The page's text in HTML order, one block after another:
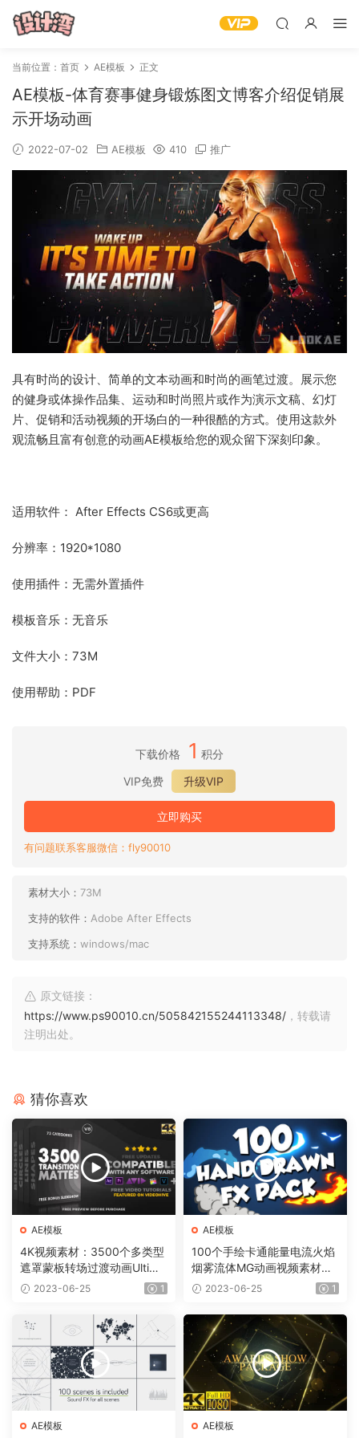
当前位置： 首页 AE模板 正文
AE模板-体育赛事健身锻炼图文博客介绍促销展
示开场动画
2022-07-02 AE模板 410 推广
具有时尚的设计、简单的文本动画和时尚的画笔过渡。展示您
的健身或体操作品集、运动和时尚照片或作为演示文稿、幻灯
片、促销和活动视频的开场白的一种很酷的方式。使用这款外
观流畅且富有创意的动画AE模板给您的观众留下深刻印象。
适用软件： After Effects CS6或更高
分辨率：1920*1080
使用插件：无需外置插件
模板音乐：无音乐
文件大小：73M
使用帮助：PDF
下载价格 1 积分
VIP免费
升级VIP
立即购买
有问题联系客服微信：fly90010
素材大小： 73M
支持的软件： Adobe After Effects
支持系统： windows/mac
原文链接：
https://www.ps90010.cn/505842155244113348/ ，转载请
注明出处。
猜你喜欢
AE模板
4K视频素材：3500个多类型
遮罩蒙板转场过渡动画Ultima
te Transition Mattes Pack v
2023-06-25 1
AE模板
100个手绘卡通能量电流火焰
烟雾流体MG动画视频素材
（含AE模板工程）有透明通
2023-06-25 1
AE模板 AE模板